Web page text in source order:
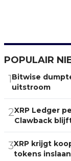
POPULAIR
1Bitwise
uitstroom
2XRP Ledger
Clawback
3XRP krijgt
tokens inslaan